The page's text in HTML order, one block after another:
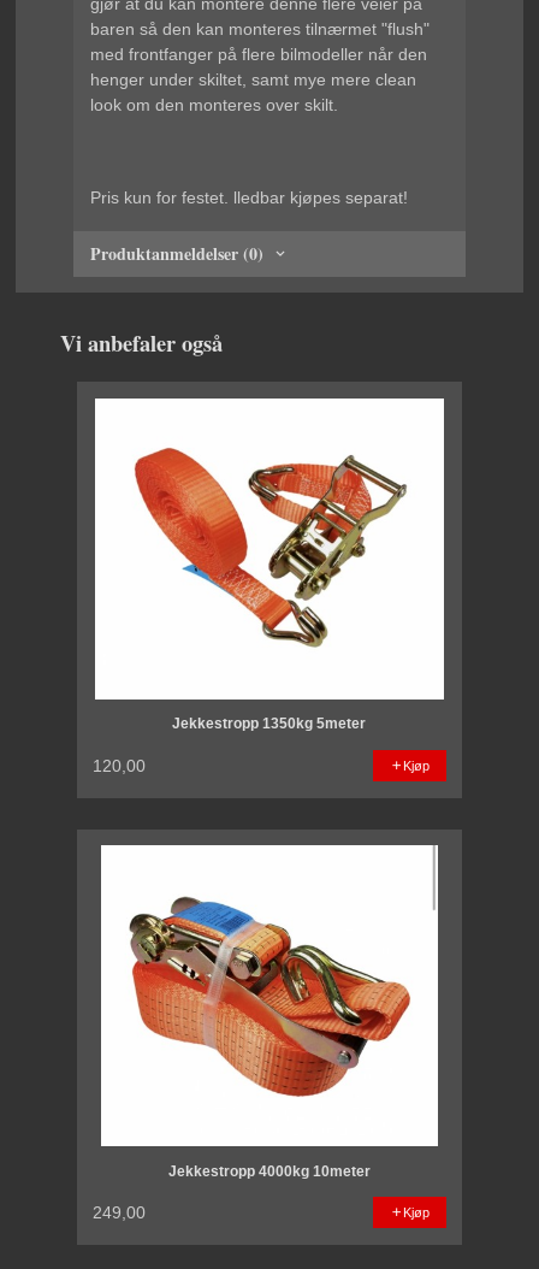
gjør at du kan montere denne flere veier på
baren så den kan monteres tilnærmet "flush"
med frontfanger på flere bilmodeller når den
henger under skiltet, samt mye mere clean
look om den monteres over skilt.
Pris kun for festet. lledbar kjøpes separat!
Produktanmeldelser (0)
Vi anbefaler også
Jekkestropp 1350kg 5meter
120,00 Kjøp
Jekkestropp 4000kg 10meter
249,00 Kjøp